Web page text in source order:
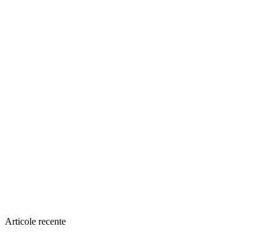
Articole recente